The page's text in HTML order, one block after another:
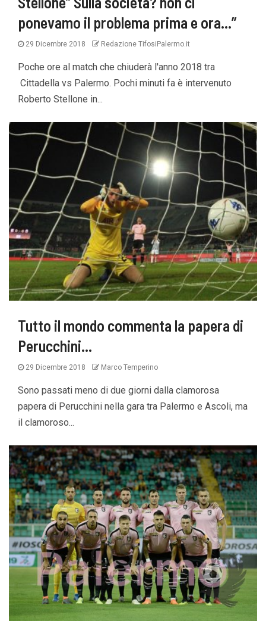
ponevamo il problema prima e ora…”
29 Dicembre 2018 Redazione TifosiPalermo.it
Poche ore al match che chiuderà l'anno 2018 tra
Cittadella vs Palermo. Pochi minuti fa è intervenuto
Roberto Stellone in...
Tutto il mondo commenta la papera di
Perucchini…
29 Dicembre 2018 Marco Temperino
Sono passati meno di due giorni dalla clamorosa
papera di Perucchini nella gara tra Palermo e Ascoli, ma
il clamoroso...